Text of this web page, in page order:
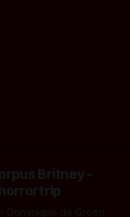
Britney -
Dominique de Groen